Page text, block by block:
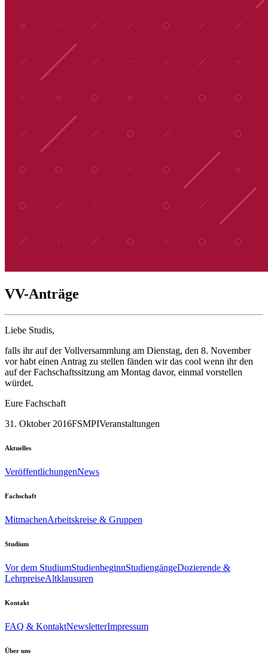
VV-Anträge
Liebe Studis,
falls ihr auf der Vollversammlung am Dienstag, den 8. November
vor habt einen Antrag zu stellen fänden wir das cool wenn ihr den
auf der Fachschaftssitzung am Montag davor, einmal vorstellen
würdet.
Eure Fachschaft
31. Oktober 2016FSMPIVeranstaltungen
Aktuelles
VeröffentlichungenNews
Fachschaft
MitmachenArbeitskreise & Gruppen
Studium
Vor dem StudiumStudienbeginnStudiengängeDozierende &
LehrpreiseAltklausuren
Kontakt
FAQ & KontaktNewsletterImpressum
Über uns